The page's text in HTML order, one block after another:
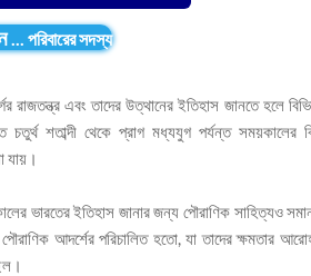
... পরিবারের সদস্য
রাজতন্ত্র এবং তাদের উত্থানের ইতিহাস জানতে হলে
শতাব্দী থেকে প্রাগ মধ্যযুগ পর্যন্ত সময়কালের
যায়।
ভারতের ইতিহাস জানার জন্য পৌরাণিক সাহিত্যও
পৌরাণিক আদর্শের পরিচালিত হতো, যা তাদের ক্ষমতার